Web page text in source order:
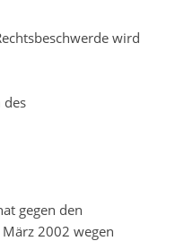
wird
des
gegen den
2002 wegen